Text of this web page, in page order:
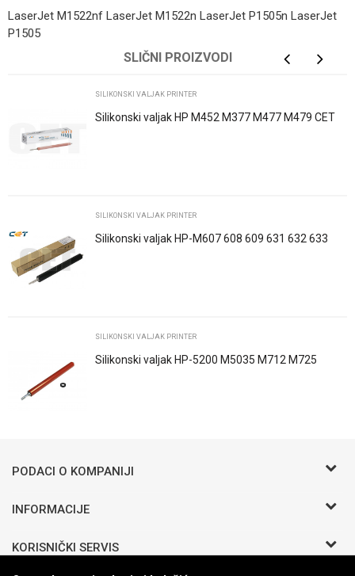
LaserJet M1522nf LaserJet M1522n LaserJet P1505n LaserJet
P1505
Silikonski valjak printer
Email
Trenutno nema komentara
SLIČNI PROIZVODI
SILIKONSKI VALJAK PRINTER
Silikonski valjak HP M452 M377 M477 M479 CET
SILIKONSKI VALJAK PRINTER
Silikonski valjak HP-M607 608 609 631 632 633
SILIKONSKI VALJAK PRINTER
Silikonski valjak HP-5200 M5035 M712 M725
PODACI O KOMPANIJI
BIRO COMMERCE D.O.O
Bosanska b.b.
INFORMACIJE
Zaposlenje
KORISNIČKI SERVIS